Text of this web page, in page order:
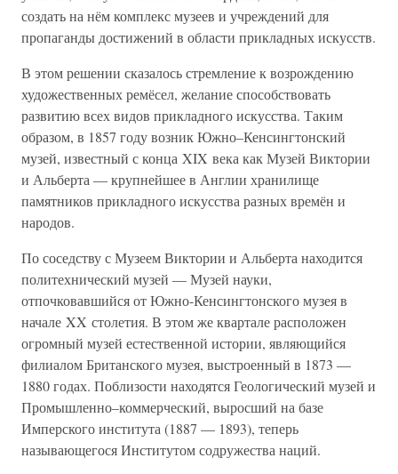
создать на нём комплекс музеев и учреждений для
пропаганды достижений в области прикладных искусств.
В этом решении сказалось стремление к возрождению
художественных ремёсел, желание способствовать
развитию всех видов прикладного искусства. Таким
образом, в 1857 году возник Южно–Кенсингтонский
музей, известный с конца XIX века как Музей Виктории
и Альберта — крупнейшее в Англии хранилище
памятников прикладного искусства разных времён и
народов.
По соседству с Музеем Виктории и Альберта находится
политехнический музей — Музей науки,
отпочковавшийся от Южно-Кенсингтонского музея в
начале XX столетия. В этом же квартале расположен
огромный музей естественной истории, являющийся
филиалом Британского музея, выстроенный в 1873 —
1880 годах. Поблизости находятся Геологический музей и
Промышленно–коммерческий, выросший на базе
Имперского института (1887 — 1893), теперь
называющегося Институтом содружества наций.